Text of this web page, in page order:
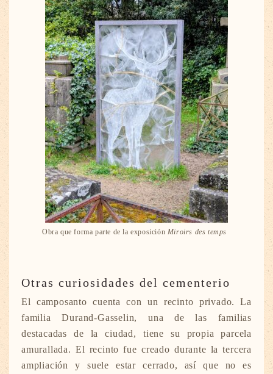
Obra que forma parte de la exposición Miroirs des temps
Otras curiosidades del cementerio
El camposanto cuenta con un recinto privado. La
familia Durand-Gasselin, una de las familias
destacadas de la ciudad, tiene su propia parcela
amurallada. El recinto fue creado durante la tercera
ampliación y suele estar cerrado, así que no es